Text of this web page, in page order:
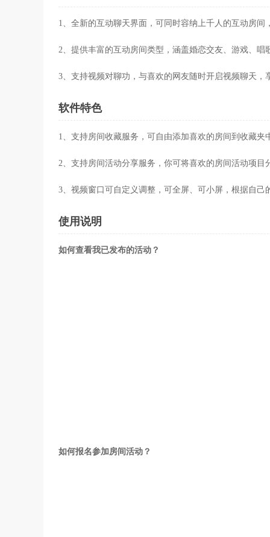
1、全新的互动聊天界面，可同时容纳上千人的互动房间
2、提供丰富的互动房间类型，涵盖婚恋交友、游戏、唱
3、支持视频对聊功，与喜欢的网友随时开启视频聊天，
软件特色
1、支持房间收藏服务，可自由添加喜欢的房间到收藏夹
2、支持房间活动分享服务，你可将喜欢的房间活动项目
3、视频窗口可自定义调整，可全屏、可小屏，根据自己
使用说明
如何查看我已发布的活动？
如何报名参加房间活动？